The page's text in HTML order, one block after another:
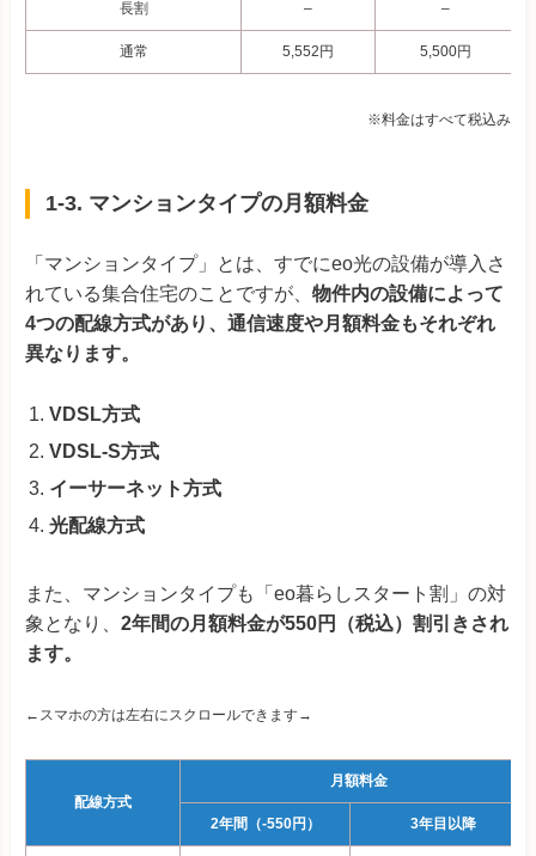
長割 – –
通常 5,552円 5,500円
※料金はすべて税込み
1-3. マンションタイプの月額料金
「マンションタイプ」とは、すでにeo光の設備が導入さ
れている集合住宅のことですが、 物件内の設備によって
4つの配線方式があり、通信速度や月額料金もそれぞれ
異なります。
VDSL方式
VDSL-S方式
イーサーネット方式
光配線方式
また、マンションタイプも「eo暮らしスタート割」の対
象となり、 2年間の月額料金が550円（税込）割引きされ
ます。
←スマホの方は左右にスクロールできます→
配線方式
月額料金
2年間（-550円） 3年目以降